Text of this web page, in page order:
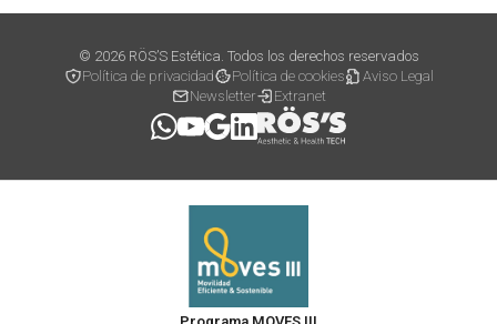
© 2026 RÖS’S Estética. Todos los derechos reservados
Política de privacidad
Política de cookies
Aviso Legal
Newsletter
Extranet